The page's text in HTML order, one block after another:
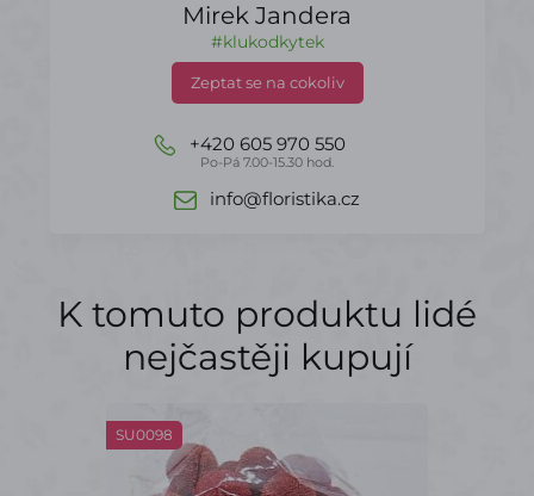
Mirek Jandera
#klukodkytek
Zeptat se na cokoliv
+420 605 970 550
Po-Pá 7.00-15.30 hod.
info@floristika.cz
K tomuto produktu lidé
nejčastěji kupují
SU0098